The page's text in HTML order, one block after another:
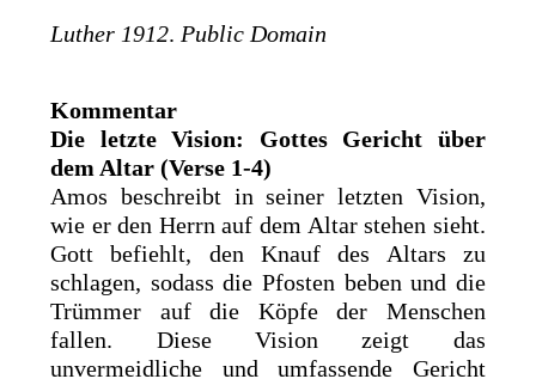
Luther 1912. Public Domain
Kommentar
Die letzte Vision: Gottes Gericht über
dem Altar (Verse 1-4)
Amos beschreibt in seiner letzten Vision,
wie er den Herrn auf dem Altar stehen sieht.
Gott befiehlt, den Knauf des Altars zu
schlagen, sodass die Pfosten beben und die
Trümmer auf die Köpfe der Menschen
fallen. Diese Vision zeigt das
unvermeidliche und umfassende Gericht